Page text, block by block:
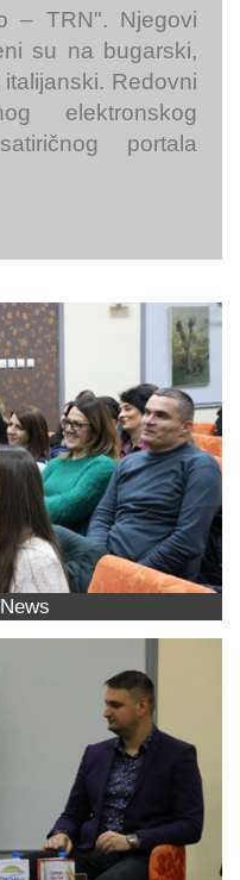
– TRN". Njegovi
su na bugarski,
Redovni
elektronskog
portala